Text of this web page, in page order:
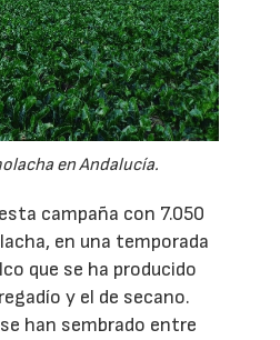
en Andalucía.
campaña con 7.050
en una temporada
que se ha producido
y el de secano.
han sembrado entre